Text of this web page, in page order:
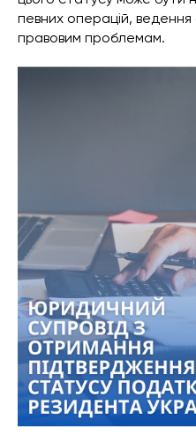
певних операцій, ведення
правовим проблемам.